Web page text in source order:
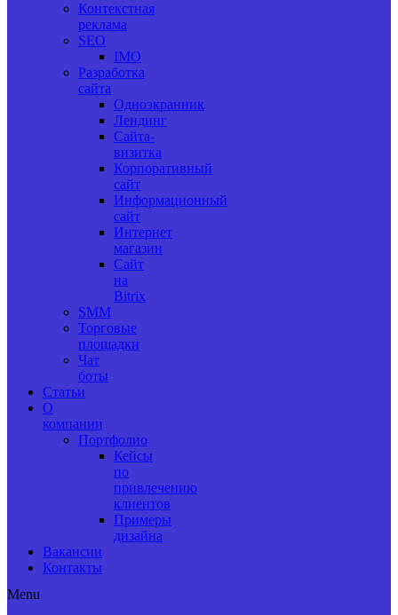
Контекстная
реклама
SEO
IMO
Разработка
сайта
Одноэкранник
Лендинг
Сайта-
визитка
Корпоративный
сайт
Информационный
сайт
Интернет
магазин
Сайт
на
Bitrix
SMM
Торговые
площадки
Чат
боты
Статьи
О
компании
Портфолио
Кейсы
по
привлечению
клиентов
Примеры
дизайна
Вакансии
Контакты
Menu